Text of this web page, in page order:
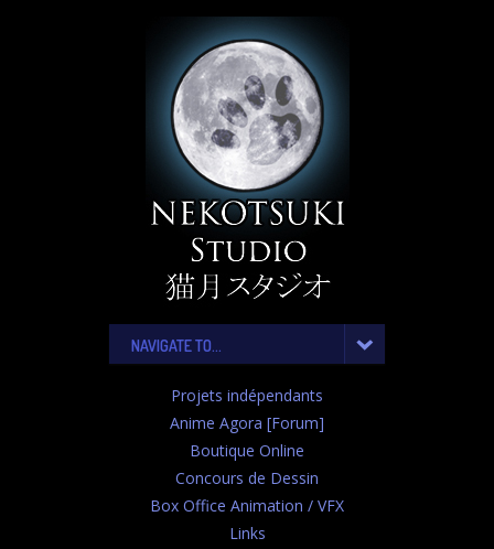
NAVIGATE TO...
Projets indépendants
Anime Agora [Forum]
Boutique Online
Concours de Dessin
Box Office Animation / VFX
Links